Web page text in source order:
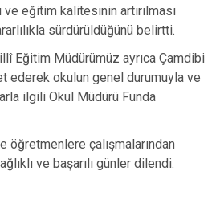
ve eğitim kalitesinin artırılması
sürdürüldüğünü belirtti.
Eğitim Müdürümüz ayrıca Çamdibi
ederek okulun genel durumuyla ve
ilgili Okul Müdürü Funda
öğretmenlere çalışmalarından
ve başarılı günler dilendi.